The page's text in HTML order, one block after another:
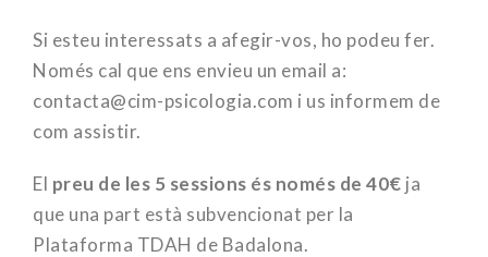
Si esteu interessats a afegir-vos, ho podeu fer.
Només cal que ens envieu un email a:
contacta@cim-psicologia.com i us informem de
com assistir.
El preu de les 5 sessions és només de 40€ ja
que una part està subvencionat per la
Plataforma TDAH de Badalona.